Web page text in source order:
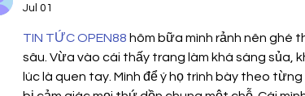
Jul 01
TIN TỨC OPEN88 hôm bữa mình rảnh nên ghé
sâu. Vừa vào cái thấy trang làm khá sáng sủa,
lúc là quen tay. Mình để ý họ trình bày theo